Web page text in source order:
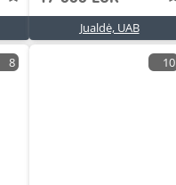
Jualdė, UAB
8 10